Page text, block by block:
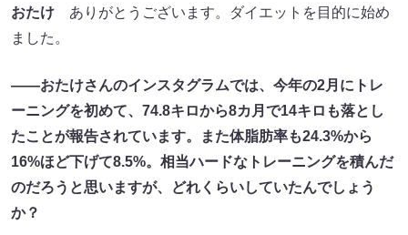
おたけ ありがとうございます。ダイエットを目的に始め
ました。
――おたけさんのインスタグラムでは、今年の2月にトレ
ーニングを初めて、74.8キロから8カ月で14キロも落とし
たことが報告されています。また体脂肪率も24.3%から
16%ほど下げて8.5%。相当ハードなトレーニングを積んだ
のだろうと思いますが、どれくらいしていたんでしょう
か？